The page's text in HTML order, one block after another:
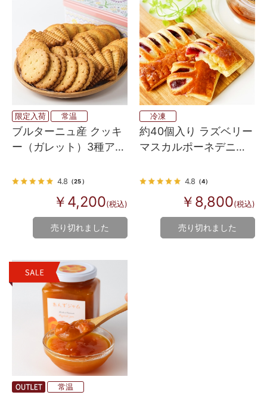
限定入荷 常温
ブルターニュ産 クッキ
ー（ガレット）3種アソ
ー）
4.8 （25）
￥4,200(税込)
売り切れました
冷凍
約40個入り ラズベリー
マスカルポーネデニッ
4.8 （4）
￥8,800(税込)
売り切れました
常温